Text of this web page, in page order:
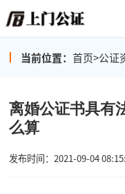
当前位置： 首页>公证
离婚公证书具有
么算
发布时间：2021-09-04